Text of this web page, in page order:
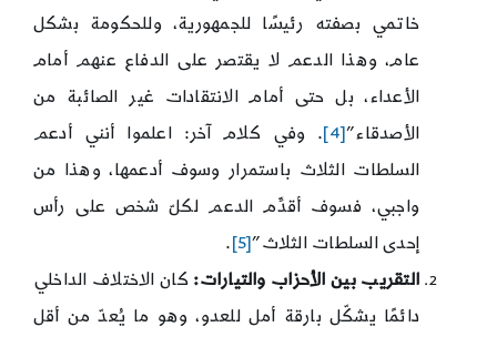
خاتمي بصفته رئيسًا للجمهورية، وللحكومة بشكل
عام، وهذا الدعم لا يقتصر على الدفاع عنهم أمام
الأعداء، بل حتى أمام الانتقادات غير الصائبة من
الأصدقاء”[4]
. وفي كلام آخر: اعلموا أنني أدعم
السلطات الثلاث باستمرار وسوف أدعمها، وهذا من
واجبي، فسوف أقدِّم الدعم لكلّ شخص على رأس
إحدى السلطات الثلاث”[5]
.
التقريب بين الأحزاب والتيارات: كان الاختلاف الداخلي
دائمًا يشكّل بارقة أمل للعدو، وهو ما يُعدّ من أقل